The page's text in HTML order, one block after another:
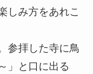
しみ方をあれこ
参拝した寺に鳥
」と口に出る